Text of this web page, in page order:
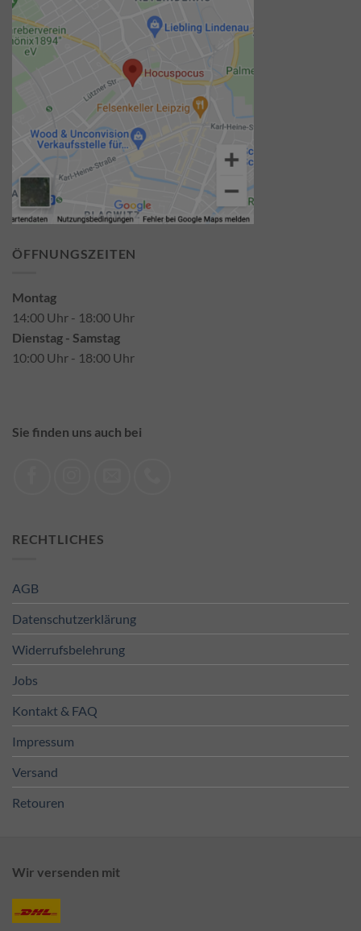
ÖFFNUNGSZEITEN
Montag
14:00 Uhr - 18:00 Uhr
Dienstag - Samstag
10:00 Uhr - 18:00 Uhr
Sie finden uns auch bei
RECHTLICHES
AGB
Datenschutzerklärung
Widerrufsbelehrung
Jobs
Kontakt & FAQ
Impressum
Versand
Retouren
Wir versenden mit